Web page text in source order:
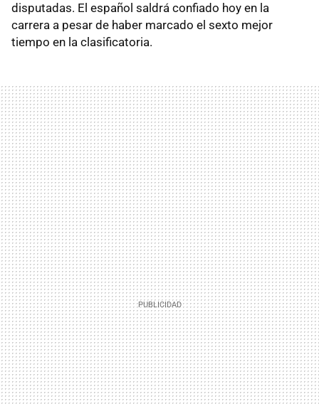
disputadas. El español saldrá confiado hoy en la
carrera a pesar de haber marcado el sexto mejor
tiempo en la clasificatoria.